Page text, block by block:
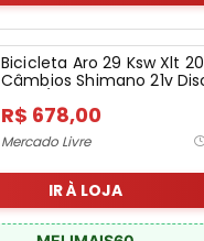
Bicicleta Aro 29 Ksw Xlt
Câmbios Shimano 21v
19
R$ 678,00
Mercado Livre
IR À LOJA